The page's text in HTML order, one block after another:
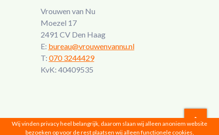
Vrouwen van Nu
Moezel 17
2491 CV Den Haag
E: bureau@vrouwenvannu.nl
T: 070 3244429
KvK: 40409535
Wij vinden privacy heel belangrijk, daarom slaan wij alleen anoniem website
bezoeken op voor de rest plaatsen wij alleen functionele cookies,